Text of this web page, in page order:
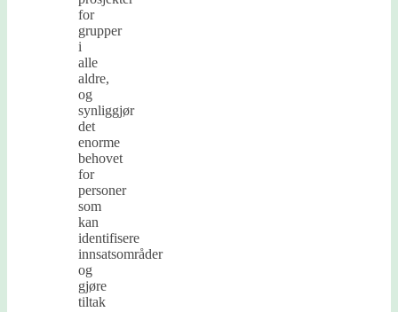
for
grupper
i
alle
aldre,
og
synliggjør
det
enorme
behovet
for
personer
som
kan
identifisere
innsatsområder
og
gjøre
tiltak